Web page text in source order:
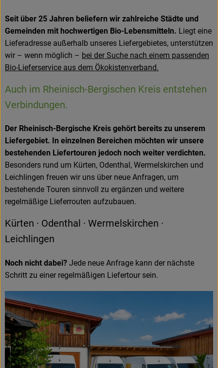
Seit über 25 Jahren beliefern wir zahlreiche Städte und
Gemeinden mit hochwertigen Bio-Lebensmitteln. Liegt eine
Lieferadresse außerhalb unseres Liefergebietes, unterstützen
wir – wenn möglich – bei der Suche nach einem passenden
Bio-Lieferservice aus dem Ökokistenverband.
Auch im Rheinisch-Bergischen Kreis entstehen
Verbindungen.
Der Rheinisch-Bergische Kreis gehört bereits zu unserem
Liefergebiet. In einzelnen Bereichen möchten wir unsere
bestehenden Liefertouren jedoch noch weiter verdichten.
Besonders rund um Kürten, Odenthal, Wermelskirchen und
Leichlingen freuen wir uns über neue Anfragen, um
bestehende Touren sinnvoll zu ergänzen und weitere
regelmäßige Lieferrouten aufzubauen.
Kürten · Odenthal · Wermelskirchen ·
Leichlingen
Noch nicht dabei? Jede neue Anfrage kann der nächste
Schritt zu einer regelmäßigen Liefertour sein.